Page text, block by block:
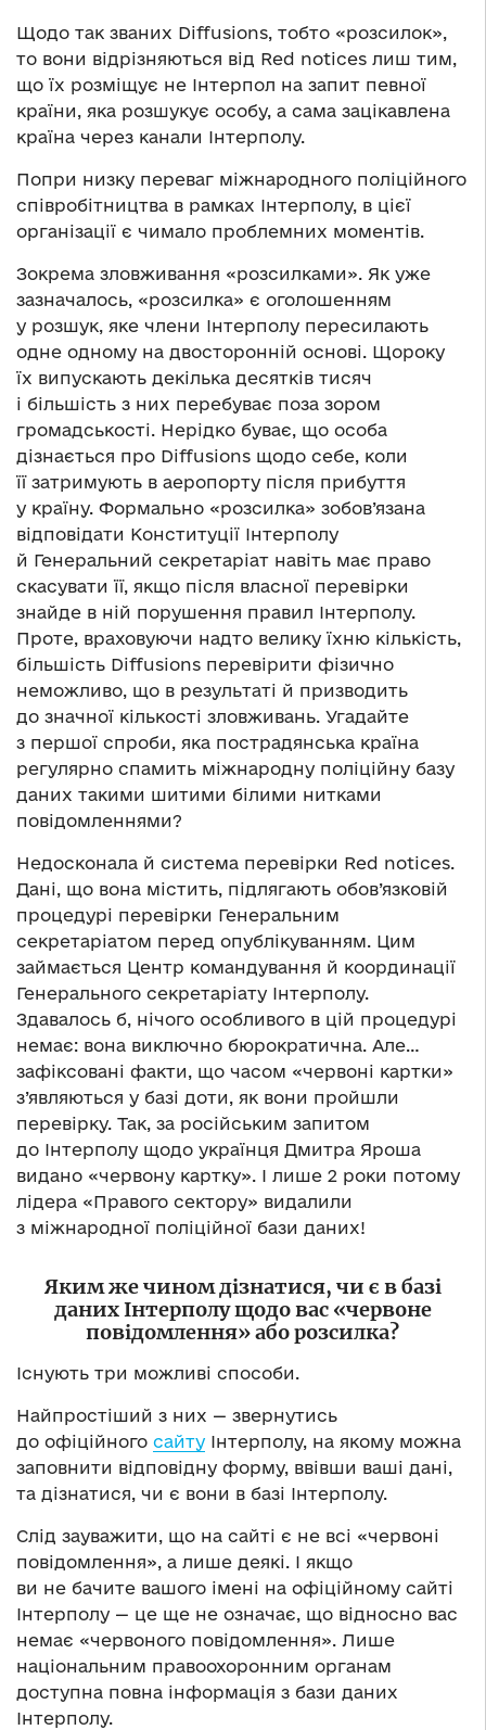
Щодо так званих Diffusions, тобто «розсилок»,
то вони відрізняються від Red notices лиш тим,
що їх розміщує не Інтерпол на запит певної
країни, яка розшукує особу, а сама зацікавлена
країна через канали Інтерполу.
Попри низку переваг міжнародного поліційного
співробітництва в рамках Інтерполу, в цієї
організації є чимало проблемних моментів.
Зокрема зловживання «розсилками». Як уже
зазначалось, «розсилка» є оголошенням
у розшук, яке члени Інтерполу пересилають
одне одному на двосторонній основі. Щороку
їх випускають декілька десятків тисяч
і більшість з них перебуває поза зором
громадськості. Нерідко буває, що особа
дізнається про Diffusions щодо себе, коли
її затримують в аеропорту після прибуття
у країну. Формально «розсилка» зобов’язана
відповідати Конституції Інтерполу
й Генеральний секретаріат навіть має право
скасувати її, якщо після власної перевірки
знайде в ній порушення правил Інтерполу.
Проте, враховуючи надто велику їхню кількість,
більшість Diffusions перевірити фізично
неможливо, що в результаті й призводить
до значної кількості зловживань. Угадайте
з першої спроби, яка пострадянська країна
регулярно спамить міжнародну поліційну базу
даних такими шитими білими нитками
повідомленнями?
Недосконала й система перевірки Red notices.
Дані, що вона містить, підлягають обов’язковій
процедурі перевірки Генеральним
секретаріатом перед опублікуванням. Цим
займається Центр командування й координації
Генерального секретаріату Інтерполу.
Здавалось б, нічого особливого в цій процедурі
немає: вона виключно бюрократична. Але…
зафіксовані факти, що часом «червоні картки»
з’являються у базі доти, як вони пройшли
перевірку. Так, за російським запитом
до Інтерполу щодо українця Дмитра Яроша
видано «червону картку». І лише 2 роки потому
лідера «Правого сектору» видалили
з міжнародної поліційної бази даних!
Яким же чином дізнатися, чи є в базі
даних Інтерполу щодо вас «червоне
повідомлення» або розсилка?
Існують три можливі способи.
Найпростіший з них — звернутись
до офіційного сайту Інтерполу, на якому можна
заповнити відповідну форму, ввівши ваші дані,
та дізнатися, чи є вони в базі Інтерполу.
Слід зауважити, що на сайті є не всі «червоні
повідомлення», а лише деякі. І якщо
ви не бачите вашого імені на офіційному сайті
Інтерполу — це ще не означає, що відносно вас
немає «червоного повідомлення». Лише
національним правоохоронним органам
доступна повна інформація з бази даних
Інтерполу.